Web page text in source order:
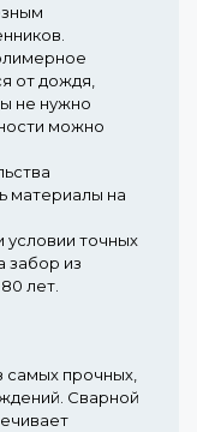
от дождя,
не нужно
можно
материалы на
условии точных
забор из
лет.
самых прочных,
Сварной